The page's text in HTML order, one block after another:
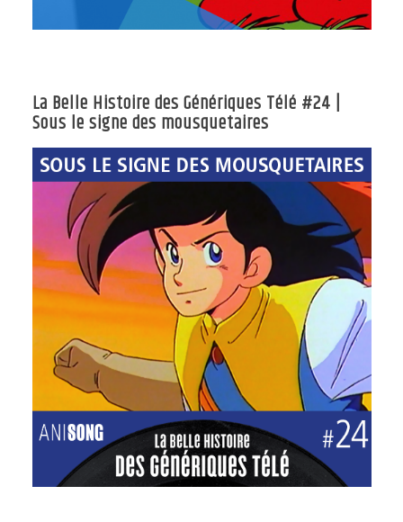
La Belle Histoire des Génériques Télé #24 |
Sous le signe des mousquetaires